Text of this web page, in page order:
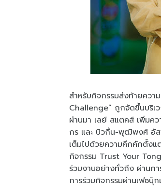
สำหรับกิจกรรมส่งท้ายควา
Challenge” ถูกจัดขึ้นบริ
ผ่านมา เลย์ สแตคส์ เพิ่มค
กร และ บิวกิ้น-พุฒิพงศ์ อัส
เต็มไปด้วยความคึกคักตั้งแ
กิจกรรม Trust Your
ร่วมงานอย่างทั่วถึง ผ่านก
การร่วมกิจกรรมผ่านเฟซ